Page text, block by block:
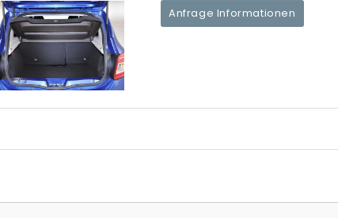
Anfrage Informationen